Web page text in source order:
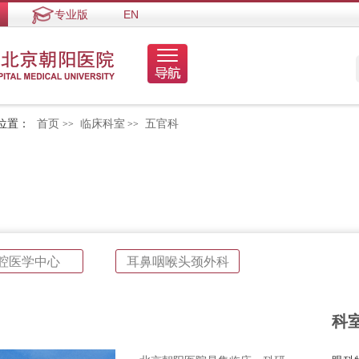
专业版 EN
置： 首页 >> 临床科室 >> 五官科
医学中心 耳鼻咽喉头颈外科
科